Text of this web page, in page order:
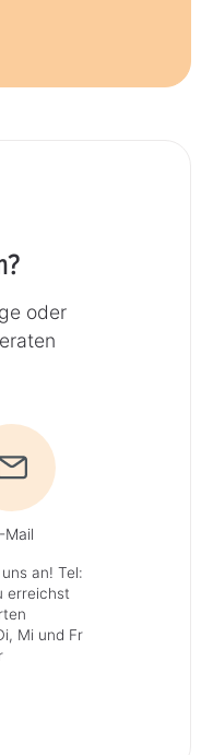
oder
Mail
an! Tel:
erreichst
Mi und Fr